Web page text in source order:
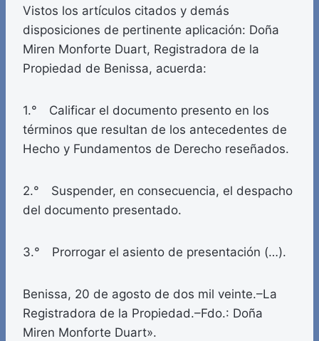
Vistos los artículos citados y demás
disposiciones de pertinente aplicación: Doña
Miren Monforte Duart, Registradora de la
Propiedad de Benissa, acuerda:
1.° Calificar el documento presento en los
términos que resultan de los antecedentes de
Hecho y Fundamentos de Derecho reseñados.
2.° Suspender, en consecuencia, el despacho
del documento presentado.
3.° Prorrogar el asiento de presentación (…).
Benissa, 20 de agosto de dos mil veinte.–La
Registradora de la Propiedad.–Fdo.: Doña
Miren Monforte Duart».